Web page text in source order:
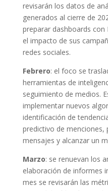
revisarán los datos de
generados al cierre de
preparar dashboards
el impacto de sus
redes sociales.
Febrero: el foco se
herramientas de
seguimiento de medios.
implementar nuevos
identificación de
predictivo de
mensajes y alcanzar un
Marzo: se renuevan los
elaboración de informes
mes se revisarán las